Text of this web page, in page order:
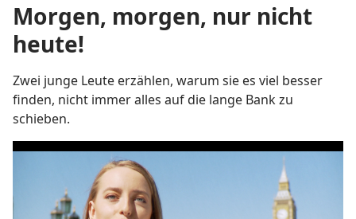
Morgen, morgen, nur nicht
heute!
Zwei junge Leute erzählen, warum sie es viel besser
finden, nicht immer alles auf die lange Bank zu
schieben.